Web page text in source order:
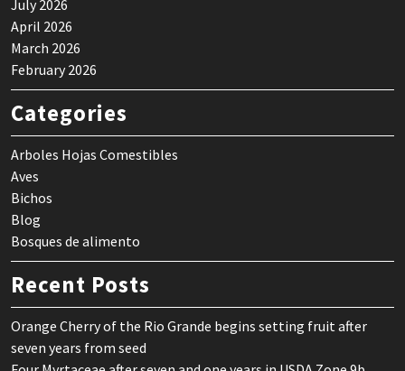
July 2026
April 2026
March 2026
February 2026
Categories
Arboles Hojas Comestibles
Aves
Bichos
Blog
Bosques de alimento
Recent Posts
Orange Cherry of the Rio Grande begins setting fruit after
seven years from seed